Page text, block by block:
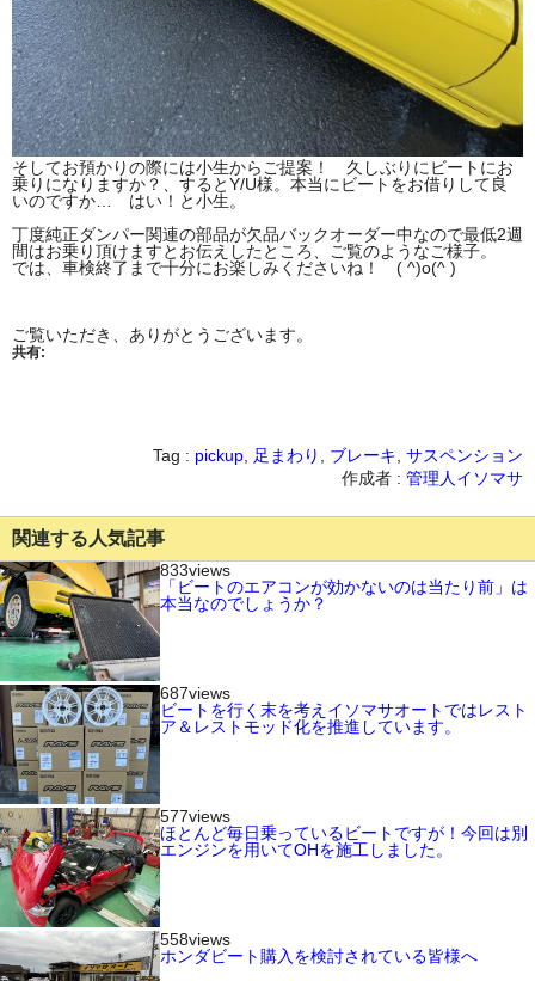
そしてお預かりの際には小生からご提案！ 久しぶりにビートにお
乗りになりますか？、するとY/U様。本当にビートをお借りして良
いのですか… はい！と小生。
丁度純正ダンパー関連の部品が欠品バックオーダー中なので最低2週
間はお乗り頂けますとお伝えしたところ、ご覧のようなご様子。
では、車検終了まで十分にお楽しみくださいね！ ( ^)o(^ )
ご覧いただき、ありがとうございます。
共有:
Tag : pickup 足まわり ブレーキ サスペンション
作成者 : 管理人イソマサ
関連する人気記事
833views
「ビートのエアコンが効かないのは当たり前」は
本当なのでしょうか？
687views
ビートを行く末を考えイソマサオートではレスト
ア＆レストモッド化を推進しています。
577views
ほとんど毎日乗っているビートですが！今回は別
エンジンを用いてOHを施工しました。
558views
ホンダビート購入を検討されている皆様へ